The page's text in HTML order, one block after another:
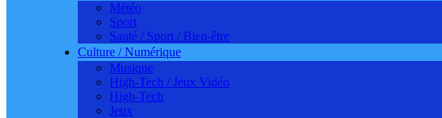
Météo
Sport
Santé / Sport / Bien-être
Culture / Numérique
Musique
High-Tech / Jeux Vidéo
High-Tech
Jeux